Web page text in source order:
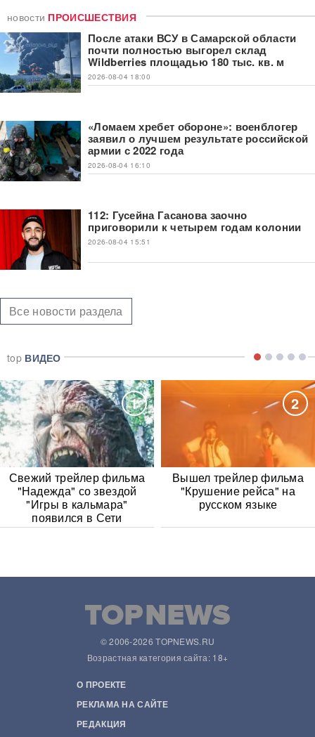
новости ПРОИСШЕСТВИЯ
После атаки ВСУ в Самарской области
почти полностью выгорел склад
Wildberries площадью 180 тыс. кв. м
2026-08-04 18:00
«Ломаем хребет обороне»: военблогер
заявил о лучшем результате российской
армии с 2022 года
2026-08-04 16:10
112: Гусейна Гасанова заочно
приговорили к четырем годам колонии
2026-08-04 15:51
Все новости раздела
top ВИДЕО
1
Свежий трейлер фильма
"Надежда" со звездой
"Игры в кальмара"
появился в Сети
2
Вышел трейлер фильма
"Крушение рейса" на
русском языке
© 2006-2026 TOPNEWS.RU
Возрастная категория сайта: 18+
О ПРОЕКТЕ
РЕКЛАМА НА САЙТЕ
РЕДАКЦИЯ